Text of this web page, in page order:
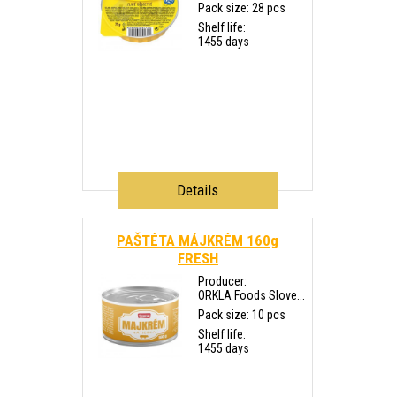
Pack size: 28 pcs
Shelf life:
1455 days
Details
PAŠTÉTA MÁJKRÉM 160g
FRESH
Producer:
ORKLA Foods Slove...
Pack size: 10 pcs
Shelf life:
1455 days